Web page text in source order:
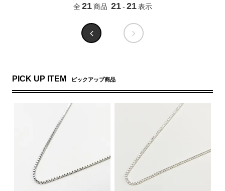
全 21 商品 21 - 21 表示
PICK UP ITEM ピックアップ商品